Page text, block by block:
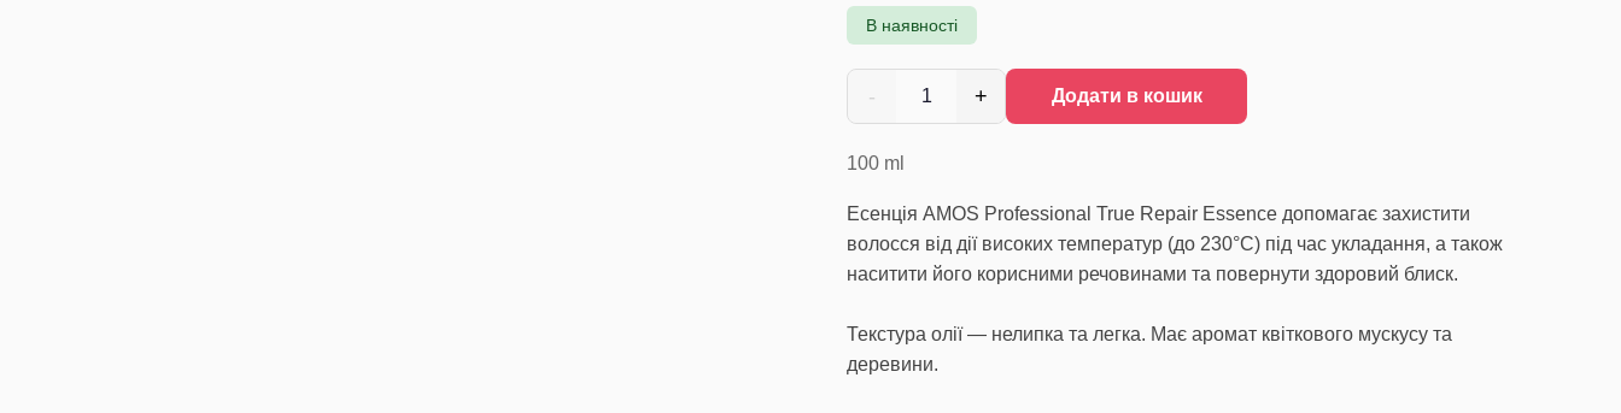
В наявності
- 1 + Додати в кошик
100 ml
Есенція AMOS Professional True Repair Essence допомагає захистити
волосся від дії високих температур (до 230°C) під час укладання, а також
наситити його корисними речовинами та повернути здоровий блиск.
Текстура олії — нелипка та легка. Має аромат квіткового мускусу та
деревини.